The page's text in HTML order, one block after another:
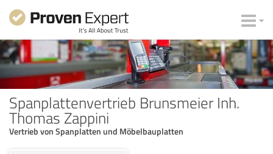
Spanplattenvertrieb Brunsmeier Inh.
Thomas Zappini
Vertrieb von Spanplatten und Möbelbauplatten